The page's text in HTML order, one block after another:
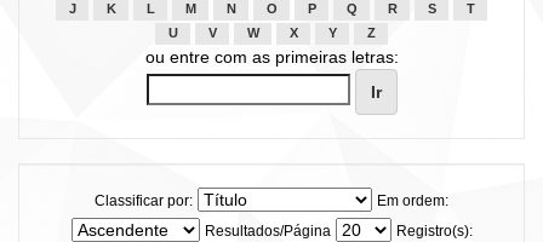
J
K L M N O P Q R S
T
U
V W X Y Z
ou entre com as primeiras letras:
Classificar por:
Em ordem:
Resultados/Página
Registro(s):